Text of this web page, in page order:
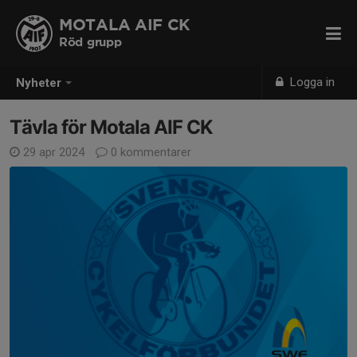
Nyheter Logga in
MOTALA AIF CK
Röd grupp
Tävla för Motala AIF CK
29 apr 2024 0 kommentarer